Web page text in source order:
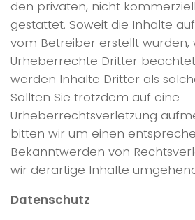
den privaten, nicht
gestattet. Soweit die Inhalte
vom Betreiber erstellt wurden,
Urheberrechte Dritter
werden Inhalte Dritter als
Sollten Sie trotzdem auf eine
Urheberrechtsverletzung
bitten wir um einen
Bekanntwerden von
wir derartige Inhalte
Datenschutz